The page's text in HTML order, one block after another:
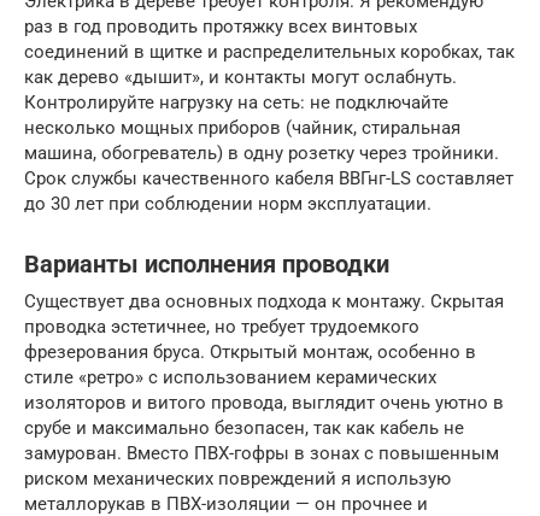
раз в год проводить протяжку всех винтовых
соединений в щитке и распределительных коробках, так
как дерево «дышит», и контакты могут ослабнуть.
Контролируйте нагрузку на сеть: не подключайте
несколько мощных приборов (чайник, стиральная
машина, обогреватель) в одну розетку через тройники.
Срок службы качественного кабеля ВВГнг-LS составляет
до 30 лет при соблюдении норм эксплуатации.
Варианты исполнения проводки
Существует два основных подхода к монтажу. Скрытая
проводка эстетичнее, но требует трудоемкого
фрезерования бруса. Открытый монтаж, особенно в
стиле «ретро» с использованием керамических
изоляторов и витого провода, выглядит очень уютно в
срубе и максимально безопасен, так как кабель не
замурован. Вместо ПВХ-гофры в зонах с повышенным
риском механических повреждений я использую
металлорукав в ПВХ-изоляции — он прочнее и